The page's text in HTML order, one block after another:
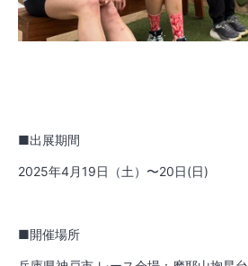
■出展期間
2025年4月19日（土）〜20日(日)
■開催場所